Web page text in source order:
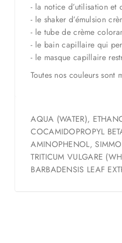
- la notice d’utilisation
- le shaker d’émulsion
- le tube de crème
- le bain capillaire qui
- le masque capillaire
Toutes nos couleurs sont
AQUA (WATER),
COCAMIDOPROPYL
AMINOPHENOL,
TRITICUM VULGARE
BARBADENSIS LEAF